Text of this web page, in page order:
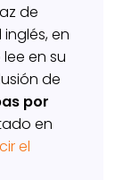
de
en
en su
de
por
en
el